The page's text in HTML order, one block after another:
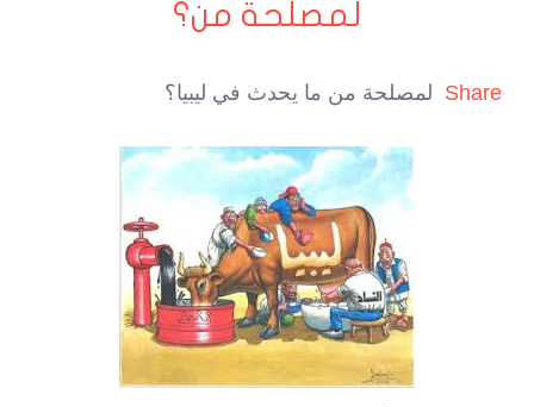
لمصلحة من؟
Share لمصلحة من ما يحدث في ليبيا؟